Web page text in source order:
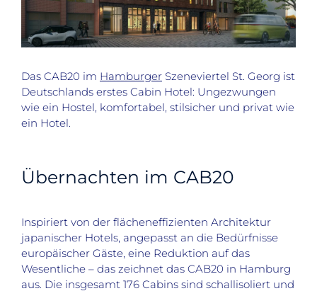
Das CAB20 im HamburgerSzeneviertel St. Georg ist
Deutschlands erstes Cabin Hotel: Ungezwungen
wie ein Hostel, komfortabel, stilsicher und privat wie
ein Hotel.
Übernachten im CAB20
Inspiriert von der flächeneffizienten Architektur
japanischer Hotels, angepasst an die Bedürfnisse
europäischer Gäste, eine Reduktion auf das
Wesentliche – das zeichnet das CAB20 in Hamburg
aus. Die insgesamt 176 Cabins sind schallisoliert und